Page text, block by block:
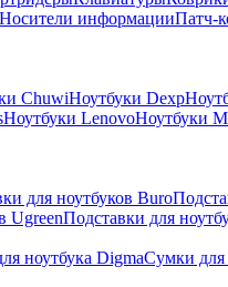
Носители информацииПатч-
ChuwiНоутбуки Dexp
Ноутбуки LenovoНоутбуки
для ноутбуков Buro
UgreenПодставки для
ноутбука DigmaСумки для